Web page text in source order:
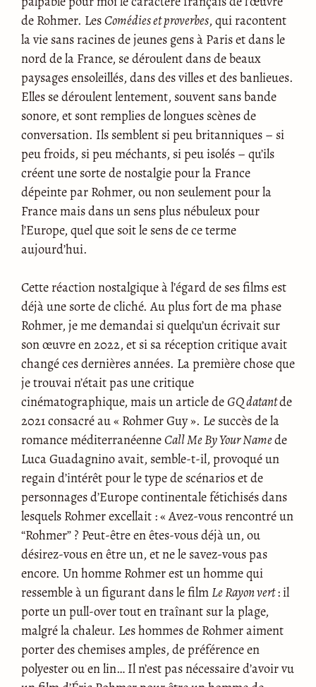
de Rohmer. LesComédies et proverbes, qui racontent
la vie sans racines de jeunes gens à Paris et dans le
nord de la France, se déroulent dans de beaux
paysages ensoleillés, dans des villes et des banlieues.
Elles se déroulent lentement, souvent sans bande
sonore, et sont remplies de longues scènes de
conversation. Ils semblent si peu britanniques – si
peu froids, si peu méchants, si peu isolés – qu’ils
créent une sorte de nostalgie pour la France
dépeinte par Rohmer, ou non seulement pour la
France mais dans un sens plus nébuleux pour
l’Europe, quel que soit le sens de ce terme
aujourd’hui.
Cette réaction nostalgique à l’égard de ses films est
déjà une sorte de cliché. Au plus fort de ma phase
Rohmer, je me demandai si quelqu’un écrivait sur
son œuvre en 2022, et si sa réception critique avait
changé ces dernières années. La première chose que
je trouvai n’était pas une critique
cinématographique, mais un article deGQ datantde
2021 consacré au « Rohmer Guy ». Le succès de la
romance méditerranéenneCall Me By Your Namede
Luca Guadagnino avait, semble-t-il, provoqué un
regain d’intérêt pour le type de scénarios et de
personnages d’Europe continentale fétichisés dans
lesquels Rohmer excellait : « Avez-vous rencontré un
“Rohmer” ? Peut-être en êtes-vous déjà un, ou
désirez-vous en être un, et ne le savez-vous pas
encore. Un homme Rohmer est un homme qui
ressemble à un figurant dans le filmLe Rayon vert: il
porte un pull-over tout en traînant sur la plage,
malgré la chaleur. Les hommes de Rohmer aiment
porter des chemises amples, de préférence en
polyester ou en lin… Il n’est pas nécessaire d’avoir vu